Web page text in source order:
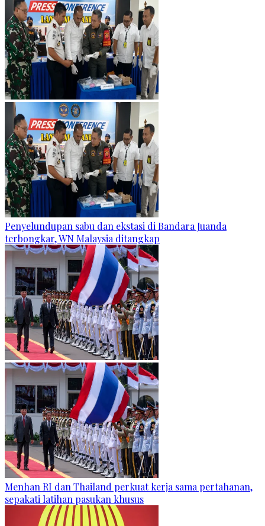
Penyelundupan sabu dan ekstasi di Bandara Juanda
terbongkar, WN Malaysia ditangkap
Menhan RI dan Thailand perkuat kerja sama pertahanan,
sepakati latihan pasukan khusus